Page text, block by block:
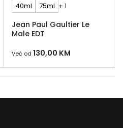
40ml 75ml + 1
Jean Paul Gaultier Le
Male EDT
Već od 130,00 KM